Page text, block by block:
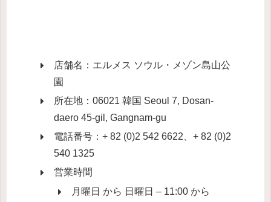
店舗名：エルメス ソウル・メゾン島山公
園
所在地：06021 韓国 Seoul 7, Dosan-
daero 45-gil, Gangnam-gu
電話番号：+ 82 (0)2 542 6622、+ 82 (0)2
540 1325
営業時間
月曜日 から 日曜日 – 11:00 から